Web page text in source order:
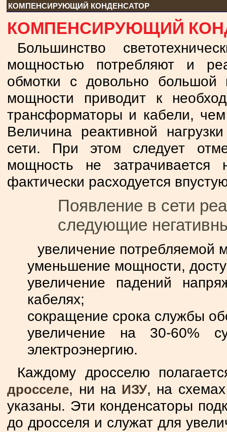
КОМПЕНСИРУЮЩИЙ КОНДЕНСАТОР
КОМПЕНСИРУЮЩИЙ
Большинство
мощностью потребляют и
обмотки с довольно большой
мощности приводит к
трансформаторы и кабели, чем
Величина реактивной
сети. При этом следует
мощность не
фактически расходуется
Появление в сети
следующие
увеличение потребляемой
уменьшение мощности,
увеличение падений
кабелях;
сокращение срока службы
увеличение на 30-60%
электроэнергию.
Каждому дросселю
дросселе, ни на ИЗУ, на
указаны. Эти конденсаторы
до дросселя и служат для